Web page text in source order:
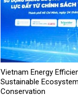
Vietnam Energy
Sustainable
Conservation